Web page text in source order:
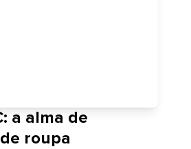
a alma de
roupa